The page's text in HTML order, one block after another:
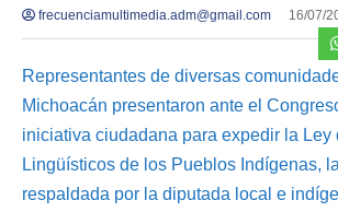
frecuenciamultimedia.adm@gmail.com 16/07/
Representantes de diversas
Michoacán presentaron ante el
iniciativa ciudadana para expedir la Ley
Lingüísticos de los Pueblos Indígenas,
respaldada por la diputada local e